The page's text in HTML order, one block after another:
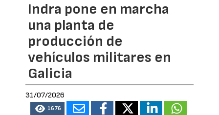
Indra pone en marcha
una planta de
producción de
vehículos militares en
Galicia
31/07/2026
1676